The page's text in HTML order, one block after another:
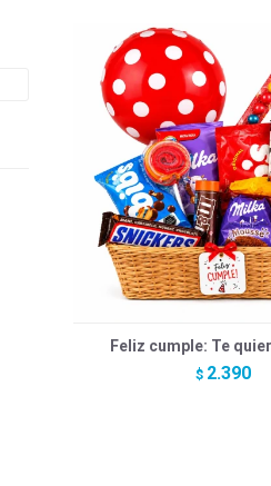
Feliz cumple: Te
$ 2.390